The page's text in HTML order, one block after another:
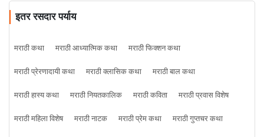
इतर रसदार पर्याय
मराठी कथा मराठी आध्यात्मिक कथा
मराठी फिक्शन कथा
मराठी प्रेरणादायी कथा
मराठी क्लासिक कथा
मराठी बाल कथा
मराठी हास्य कथा
मराठी नियतकालिक मराठी कविता
मराठी प्रवास विशेष
मराठी महिला विशेष
मराठी नाटक मराठी प्रेम कथा
मराठी गुप्तचर कथा